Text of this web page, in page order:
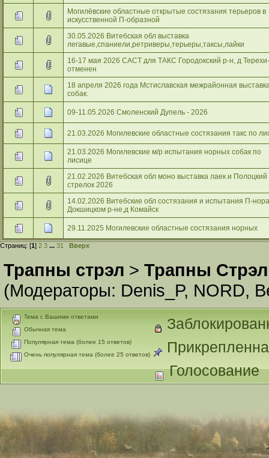
Могилёвские областные открытые состязания терьеров в
искусственной П-образной
30.05.2026 Витебская обл выставка
легавые,спаниели,ретриверы,терьеры,таксы,лайки
16-17 мая 2026 САСТ для ТАКС Городокский р-н, д
отменен
18 апреля 2026 года Мстиславская межрайонная
собак.
09-11.05.2026 Смоленский Дупель - 2026
21.03.2026 Могилевские областные состязания такс по
21.03.2026 Могилевские м/р испытания норных собак по
лисице
21.02.2026 Витебская обл моно выставка лаек и Полоцкий
стрелок 2026
14.02.2026 Витебские обл состязания и испытания П-нора
Докшицком р-не,д Комайск
29.11.2025 Могилевские областные состязания норных
Страниц: [1] 2 3 ... 31 Вверх
Трапны стрэл > Трапны Стрэл
(Модераторы: Denis_P, NORD,
Тема с Вашими ответами
Обычная тема
Популярная тема (более 15 ответов)
Очень популярная тема (более 25 ответов)
Голосование